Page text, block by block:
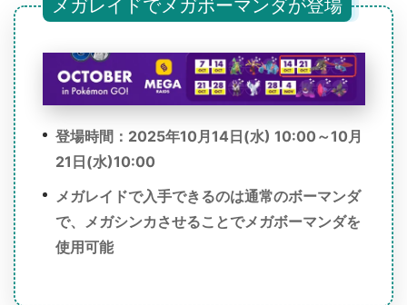
メガレイドでメガボーマンダが登場
登場時間：2025年10月14日(水) 10:00～10月
21日(水)10:00
メガレイドで入手できるのは通常のボーマンダ
で、メガシンカさせることでメガボーマンダを
使用可能